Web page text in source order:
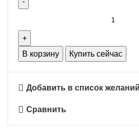
Клей
для
Мозаик
В корзину Купить сейчас
Добавить в список желаний
Сравнить